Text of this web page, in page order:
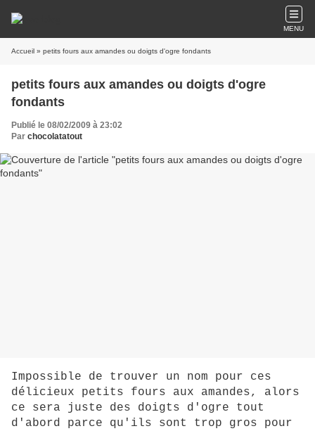
MENU
Accueil » petits fours aux amandes ou doigts d'ogre fondants
petits fours aux amandes ou doigts d'ogre
fondants
Publié le 08/02/2009 à 23:02
Par chocolatatout
Impossible de trouver un nom pour ces
délicieux petits fours aux amandes, alors
ce sera juste des doigts d'ogre tout
d'abord parce qu'ils sont trop gros pour